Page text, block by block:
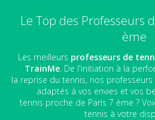
Le Top des Professeurs
ème
Les meilleurs professeurs de
TrainMe . De l'initiation à la
la reprise du tennis, nos
adaptés à vos envies et vos
tennis proche de Paris 7 ème ?
tennis à votre